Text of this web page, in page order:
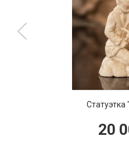
Статуэтка
20